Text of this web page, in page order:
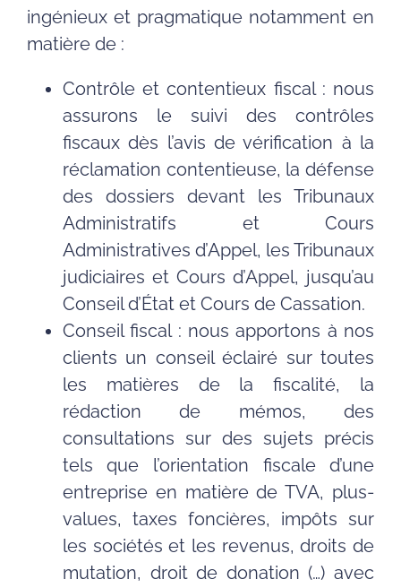
ingénieux et pragmatique notamment en
matière de :
Contrôle et contentieux fiscal : nous
assurons le suivi des contrôles
fiscaux dès l’avis de vérification à la
réclamation contentieuse, la défense
des dossiers devant les Tribunaux
Administratifs et Cours
Administratives d’Appel, les Tribunaux
judiciaires et Cours d’Appel, jusqu’au
Conseil d’État et Cours de Cassation.
Conseil fiscal : nous apportons à nos
clients un conseil éclairé sur toutes
les matières de la fiscalité, la
rédaction de mémos, des
consultations sur des sujets précis
tels que l’orientation fiscale d’une
entreprise en matière de TVA, plus-
values, taxes foncières, impôts sur
les sociétés et les revenus, droits de
mutation, droit de donation (…) avec